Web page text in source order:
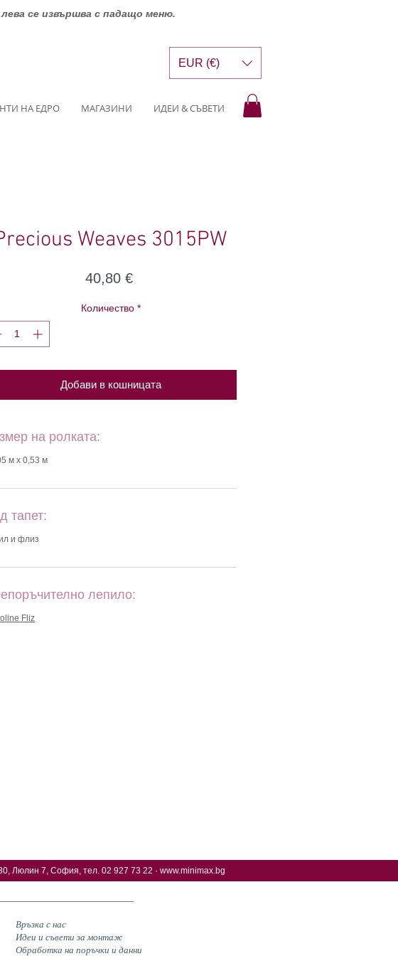
се извършва с падащо меню.
НА ЕДРО МАГАЗИНИ ИДЕИ & СЪВЕТИ
EUR (€)
Weaves 3015PW
40,80 €Цена
Количество *
Добави в кошницата
на ролката:
м х 0,53 м
тапет:
и флиз
лепило:
Fliz
Люлин 7, София, тел. 02 927 73 22 · www.minimax.bg
Връзка с нас
Идеи и съвети за монтаж
Обработка на поръчки и данни